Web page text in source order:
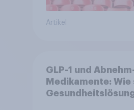
Artikel
GLP-1 und
Medikamente: Wie